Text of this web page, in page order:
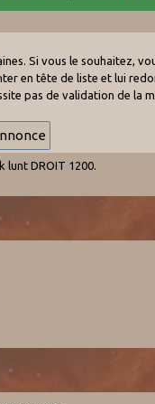
Si vous le souhaitez,
en tête de liste et lui
pas de validation de la
lunt DROIT 1200.